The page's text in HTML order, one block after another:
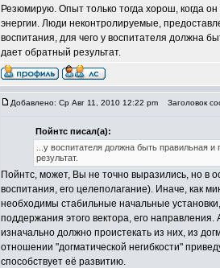
Резюмирую. Опыт только тогда хорош, когда
энергии. Люди неконтролируемые,
воспитания, для чего у воспитателя должна
дает обратный результат.
Добавлено: Ср Авг 11, 2010 12:22 pm Заголовок
Пойнтс писал(а):
...у воспитателя должна быть правильная
результат.
Пойнтс, может, Вы не точно выразились, но в
воспитания, его целеполагание). Иначе, как
необходимы стабильные начальные
поддержания этого вектора, его
изначально должно проистекать из них, из
отношении "догматической негибкости"
способствует её развитию.